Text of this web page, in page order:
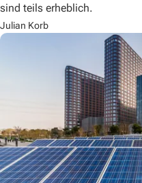
sind teils erheblich.
Julian Korb